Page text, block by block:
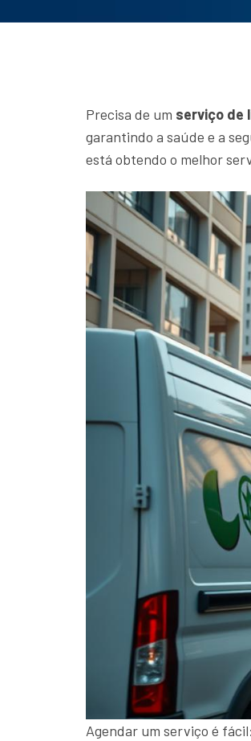
Precisa de um serviço de
garantindo a saúde e a
está obtendo o melhor
Agendar um serviço é